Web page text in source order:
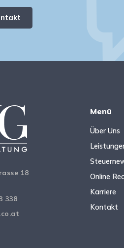
18
338
Menü
Über Uns
Online
Karriere
Kontakt